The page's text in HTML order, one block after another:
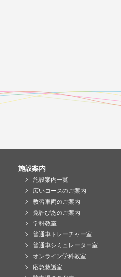
施設案内
施設案内一覧
広いコースのご案内
教習車両のご案内
免許ぴあのご案内
学科教室
普通車トレーチャー室
普通車シミュレーター室
オンライン学科教室
応急救護室